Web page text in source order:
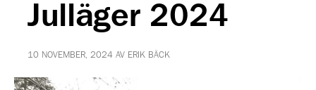
Julläger 2024
10 NOVEMBER, 2024 AV ERIK BÄCK